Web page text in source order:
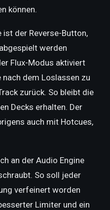
können.
ist der Reverse-Button,
werden
Flux-Modus aktiviert
dem Loslassen zu
zurück. So bleibt die
Decks erhalten. Der
auch mit Hotcues,
an der Audio Engine
So soll jeder
verfeinert worden
Limiter und ein